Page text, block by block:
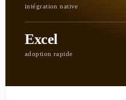
intégration native
Excel
adoption rapide